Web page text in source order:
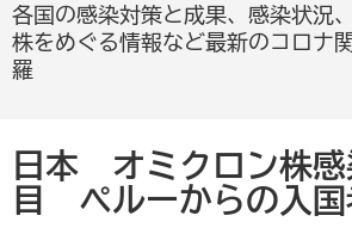
各国の感染対策と成果、感染状況
株をめぐる情報など最新のコロナ
羅
日本 オミクロン株
目 ペルーからの入